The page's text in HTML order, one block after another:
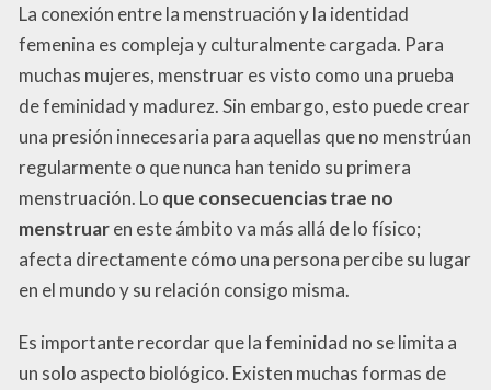
La conexión entre la menstruación y la identidad
femenina es compleja y culturalmente cargada. Para
muchas mujeres, menstruar es visto como una prueba
de feminidad y madurez. Sin embargo, esto puede crear
una presión innecesaria para aquellas que no menstrúan
regularmente o que nunca han tenido su primera
menstruación. Lo que consecuencias trae no
menstruaren este ámbito va más allá de lo físico;
afecta directamente cómo una persona percibe su lugar
en el mundo y su relación consigo misma.
Es importante recordar que la feminidad no se limita a
un solo aspecto biológico. Existen muchas formas de